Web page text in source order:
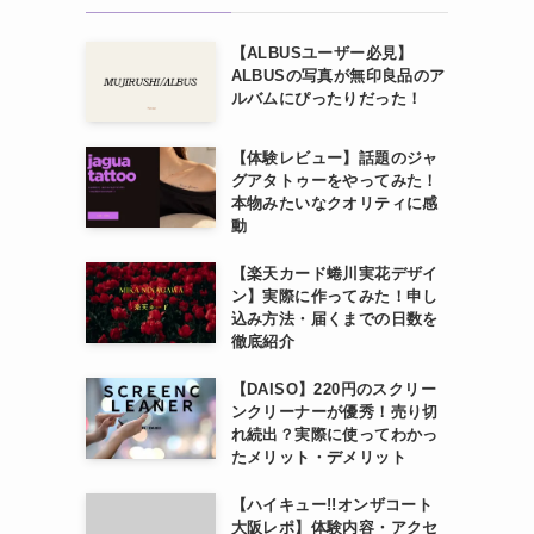
【ALBUSユーザー必見】
ALBUSの写真が無印良品のア
ルバムにぴったりだった！
【体験レビュー】話題のジャ
グアタトゥーをやってみた！
本物みたいなクオリティに感
動
【楽天カード蜷川実花デザイ
ン】実際に作ってみた！申し
込み方法・届くまでの日数を
徹底紹介
【DAISO】220円のスクリー
ンクリーナーが優秀！売り切
れ続出？実際に使ってわかっ
たメリット・デメリット
【ハイキュー!!オンザコート
大阪レポ】体験内容・アクセ